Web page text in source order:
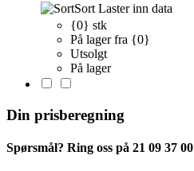
Sort Laster inn data
{0} stk
På lager fra {0}
Utsolgt
På lager
Din prisberegning
Spørsmål? Ring oss på 21 09 37 00